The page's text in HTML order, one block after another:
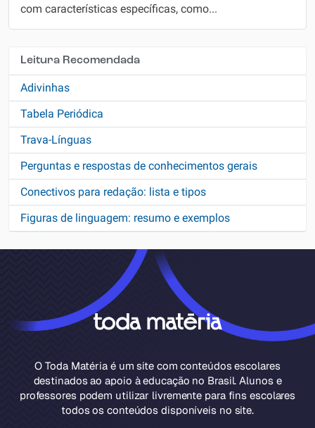
com características específicas, como...
Leitura Recomendada
Adivinhas
Tabela Periódica
Trava-Línguas
Perguntas e respostas de conhecimentos gerais
Conectivos para redação: lista e tipos
Figuras de linguagem: resumo e exemplos
O Toda Matéria é um site com conteúdos escolares
destinados ao apoio à educação no Brasil. Alunos e
professores podem utilizar livremente para fins escolares
todos os conteúdos disponíveis no site.